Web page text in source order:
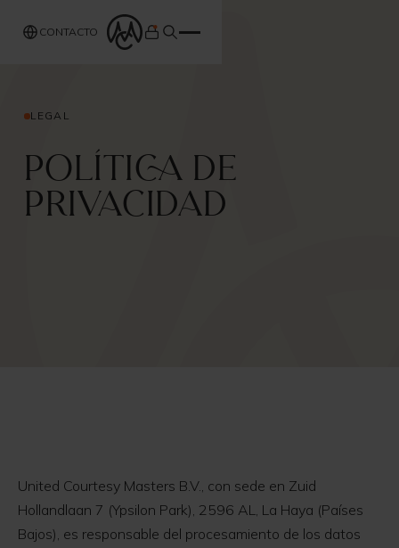
CONTACTO
LEGAL
Política de
privacidad
United Courtesy Masters B.V., con sede en Zuid
Hollandlaan 7 (Ypsilon Park), 2596 AL, La Haya (Países
Bajos), es responsable del procesamiento de los datos